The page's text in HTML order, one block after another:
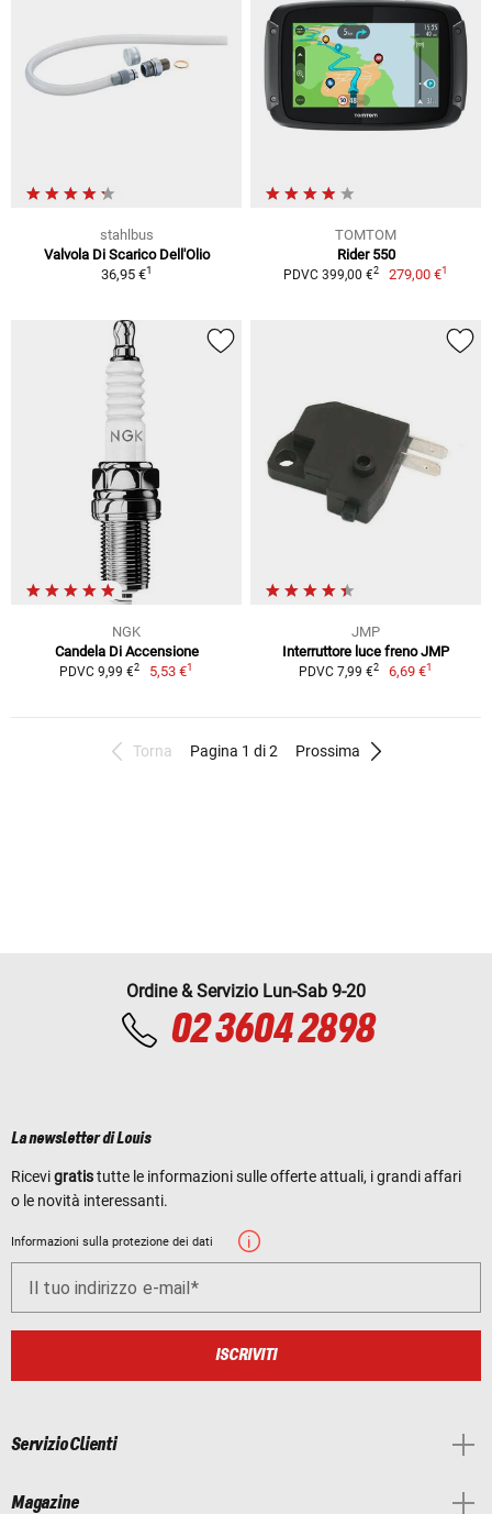
stahlbus
Valvola Di Scarico Dell'Olio
36,95 €1
TOMTOM
Rider 550
PDVC 399,00 €2 279,00 €1
NGK
Candela Di Accensione
PDVC 9,99 €2 5,53 €1
JMP
Interruttore luce freno JMP
PDVC 7,99 €2 6,69 €1
Torna Pagina 1 di 2 Prossima
Ordine & Servizio Lun-Sab 9-20
02 3604 2898
La newsletter di Louis
Ricevigratistutte le informazioni sulle offerte attuali, i grandi affari
o le novità interessanti.
Informazioni sulla protezione dei dati
Il tuo indirizzo e-mail
ISCRIVITI
Servizio Clienti
Magazine